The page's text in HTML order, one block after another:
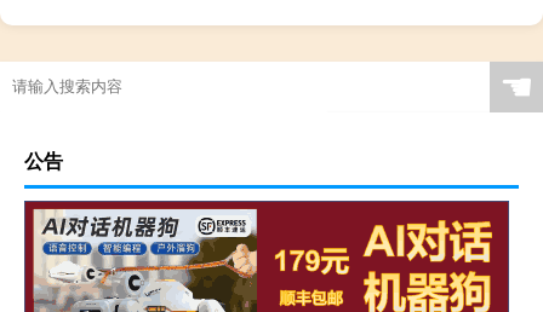
☚
公告